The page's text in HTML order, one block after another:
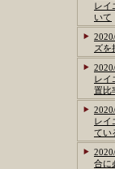
レイ
いて
ズを
レイ
置比
レイ
てい
合に